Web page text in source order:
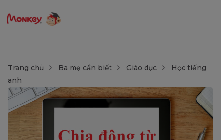
Trang chủ Ba mẹ cần biết Giáo dục
Học tiếng
anh